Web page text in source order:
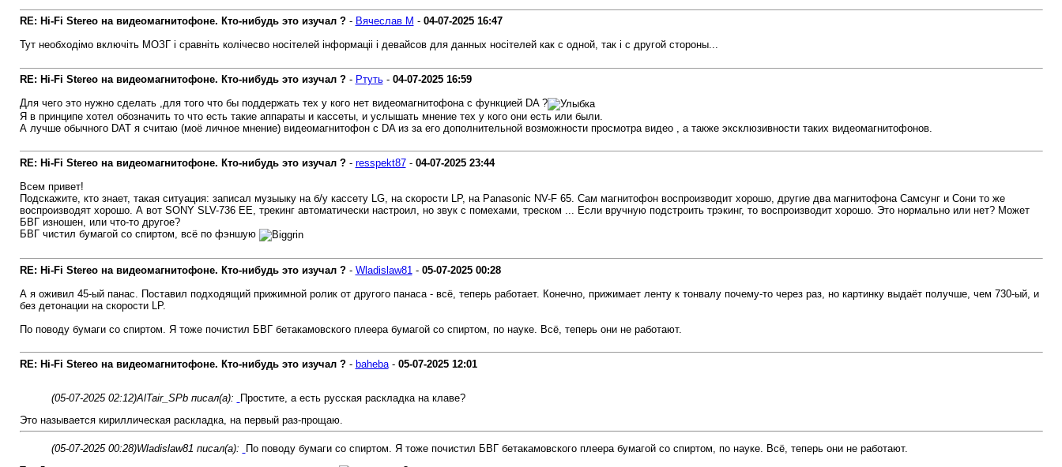
RE: Hi-Fi Stereo на видеомагнитофоне. Кто-нибудь это изучал ?- Вячеслав М - 04-07-2025 16:47
Тут необходімо включіть МОЗГ і сравніть колічесво носітелей інформаціі і девайсов для данных носітелей как с одной, так і с другой стороны...
RE: Hi-Fi Stereo на видеомагнитофоне. Кто-нибудь это изучал ?- Ртуть- 04-07-2025 16:59
Для чего это нужно сделать ,для того что бы поддержать тех у кого нет видеомагнитофона с функцией DA ?
Я в принципе хотел обозначить то что есть такие аппараты и кассеты, и услышать мнение тех у кого они есть или были.
А лучше обычного DAT я считаю (моё личное мнение) видеомагнитофон c DA из за его дополнительной возможности просмотра видео , а также эксклюзивности таких видеомагнитофонов.
RE: Hi-Fi Stereo на видеомагнитофоне. Кто-нибудь это изучал ?- resspekt87- 04-07-2025 23:44
Всем привет!
Подскажите, кто знает, такая ситуация: записал музыыку на б/у кассету LG, на скорости LP, на Panasonic NV-F 65. Сам магнитофон воспроизводит хорошо, другие два магнитофона Самсунг и Сони то же
воспроизводят хорошо. А вот SONY SLV-736 EE, трекинг автоматически настроил, но звук с помехами, треском ... Если вручную подстроить трэкинг, то воспроизводит хорошо. Это нормально или нет? Может
БВГ изношен, или что-то другое?
БВГ чистил бумагой со спиртом, всё по фэншую
RE: Hi-Fi Stereo на видеомагнитофоне. Кто-нибудь это изучал ?- Wladislaw81 - 05-07-2025 00:28
А я оживил 45-ый панас. Поставил подходящий прижимной ролик от другого панаса - всё, теперь работает. Конечно, прижимает ленту к тонвалу почему-то через раз, но картинку выдаёт получше, чем 730-ый, и
без детонации на скорости LP.
По поводу бумаги со спиртом. Я тоже почистил БВГ бетакамовского плеера бумагой со спиртом, по науке. Всё, теперь они не работают.
RE: Hi-Fi Stereo на видеомагнитофоне. Кто-нибудь это изучал ?- baheba- 05-07-2025 12:01
(05-07-2025 02:12)AlTair_SPb писал(а):
Простите, а есть русская раскладка на клаве?
Это называется кириллическая раскладка, на первый раз-прощаю.
(05-07-2025 00:28)Wladislaw81 писал(а):
По поводу бумаги со спиртом. Я тоже почистил БВГ бетакамовского плеера бумагой со спиртом, по науке. Всё, теперь они не работают.